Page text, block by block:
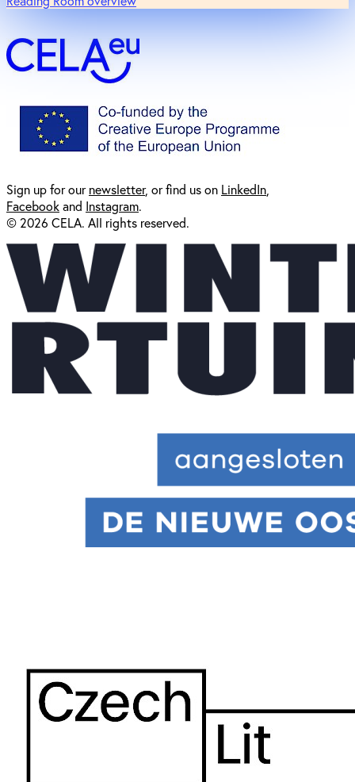
Sign up for ournewsletter, or find us on LinkedIn
Facebookand Instagram.
© 2026 CELA. All rights reserved.